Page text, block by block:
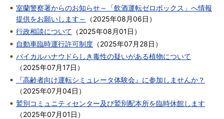
室蘭警察署からのお知らせ～「飲酒運転ゼロボックス」へ情報
提供をお願いします～
（2025年08月06日 ）
行政相談について （2025年08月01日 ）
自動車臨時運行許可制度 （2025年07月28日 ）
バイカルハナウドらしき毒性の疑いがある植物について
（2025年07月17日 ）
『高齢者向け運転シミュレータ体験会』に参加しませんか？
（2025年07月04日 ）
鷲別コミュニティセンター及び鷲別配本所を臨時休館します
（2025年07月01日 ）